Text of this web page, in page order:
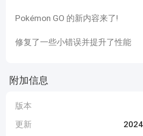
Pokémon GO 的新内容来了!
修复了一些小错误并提升了性能
附加信息
版本
更新